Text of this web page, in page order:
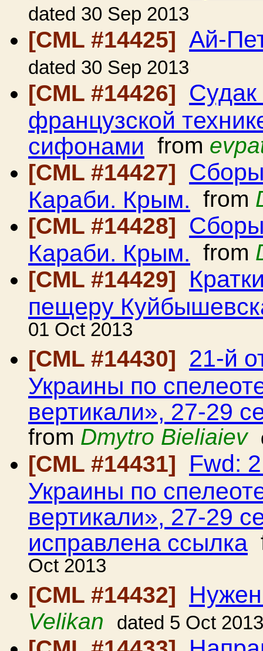
dated 30 Sep 2013
[CML #14425] Ай-
dated 30 Sep 2013
[CML #14426]
французской
сифонами from
[CML #14427]
Караби. Крым. from
[CML #14428]
Караби. Крым. from
[CML #14429]
пещеру
01 Oct 2013
[CML #14430]
21-й
Украины по
вертикали», 27-29
from Dmytro Bieliaiev
[CML #14431] Fwd:
Украины по
вертикали», 27-29
исправлена ссылка
Oct 2013
[CML #14432]
Velikan dated 5 Oct 2013